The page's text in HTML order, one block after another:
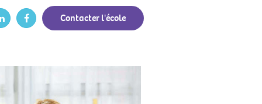
Contacter l'école